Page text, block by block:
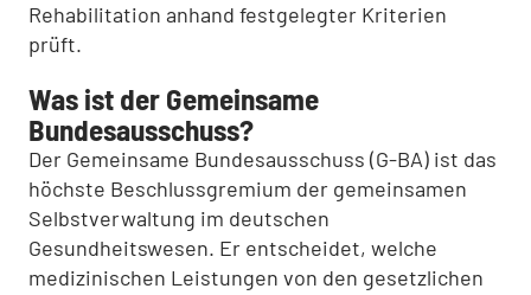
Rehabilitation anhand festgelegter Kriterien
prüft.
Was ist der Gemeinsame
Bundesausschuss?
Der Gemeinsame Bundesausschuss (G-BA) ist das
höchste Beschlussgremium der gemeinsamen
Selbstverwaltung im deutschen
Gesundheitswesen. Er entscheidet, welche
medizinischen Leistungen von den gesetzlichen